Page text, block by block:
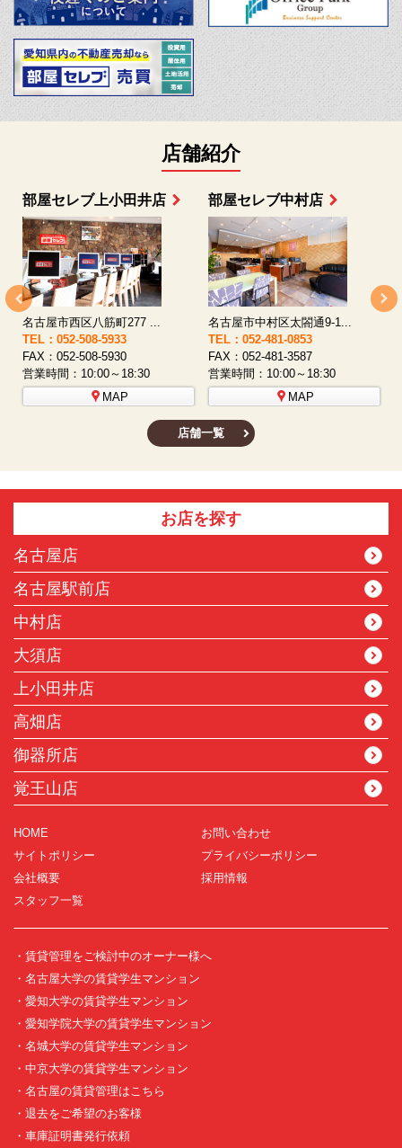
店舗紹介
部屋セレブ上小田井店
名古屋市西区八筋町277 ...
TEL：052-508-5933
FAX：052-508-5930
営業時間：10:00～18:30
MAP
部屋セレブ中村店
名古屋市中村区太閤通9-1...
TEL：052-481-0853
FAX：052-481-3587
営業時間：10:00～18:30
MAP
店舗一覧
お店を探す
名古屋店
名古屋駅前店
中村店
大須店
上小田井店
高畑店
御器所店
覚王山店
HOME
お問い合わせ
サイトポリシー
プライバシーポリシー
会社概要
採用情報
スタッフ一覧
・賃貸管理をご検討中のオーナー様へ
・名古屋大学の賃貸学生マンション
・愛知大学の賃貸学生マンション
・愛知学院大学の賃貸学生マンション
・名城大学の賃貸学生マンション
・中京大学の賃貸学生マンション
・名古屋の賃貸管理はこちら
・退去をご希望のお客様
・車庫証明書発行依頼